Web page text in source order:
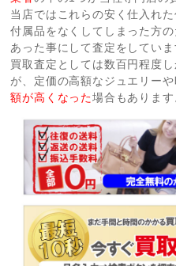
当店ではこれらの安く仕入れ
付属品をなくしてしまった方
あった事にして査定をしていま
買取査定としては数百円程度
が、定価の高額なジュエリーや
額が高くなった場合もあります